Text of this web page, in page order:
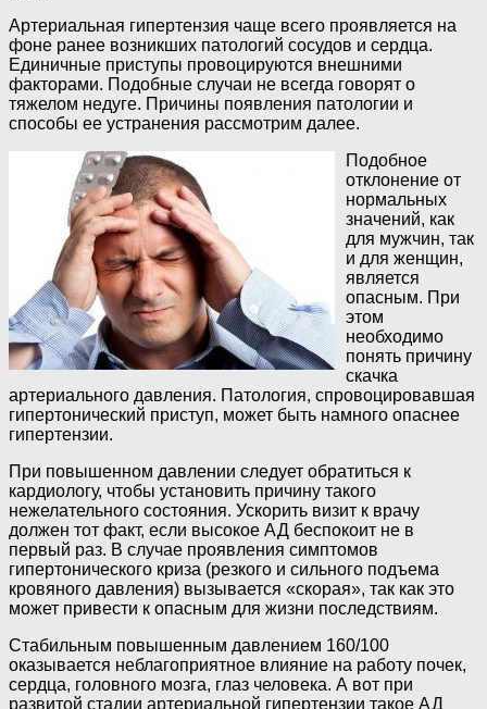
Артериальная гипертензия чаще всего проявляется на
фоне ранее возникших патологий сосудов и сердца.
Единичные приступы провоцируются внешними
факторами. Подобные случаи не всегда говорят о
тяжелом недуге. Причины появления патологии и
способы ее устранения рассмотрим далее.
Подобное
отклонение от
нормальных
значений, как
для мужчин, так
и для женщин,
является
опасным. При
этом
необходимо
понять причину
скачка
артериального давления. Патология, спровоцировавшая
гипертонический приступ, может быть намного опаснее
гипертензии.
При повышенном давлении следует обратиться к
кардиологу, чтобы установить причину такого
нежелательного состояния. Ускорить визит к врачу
должен тот факт, если высокое АД беспокоит не в
первый раз. В случае проявления симптомов
гипертонического криза (резкого и сильного подъема
кровяного давления) вызывается «скорая», так как это
может привести к опасным для жизни последствиям.
Стабильным повышенным давлением 160/100
оказывается неблагоприятное влияние на работу почек,
сердца, головного мозга, глаз человека. А вот при
развитой стадии артериальной гипертензии такое АД